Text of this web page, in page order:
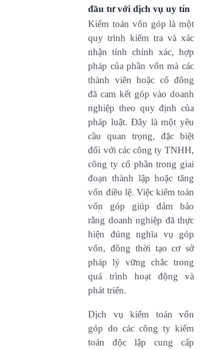
đầu tư với dịch vụ uy tín
Kiểm toán vốn góp là một
quy trình kiểm tra và xác
nhận tính chính xác, hợp
pháp của phần vốn mà các
thành viên hoặc cổ đông
đã cam kết góp vào doanh
nghiệp theo quy định của
pháp luật. Đây là một yêu
cầu quan trọng, đặc biệt
đối với các công ty TNHH,
công ty cổ phần trong giai
đoạn thành lập hoặc tăng
vốn điều lệ. Việc kiểm toán
vốn góp giúp đảm bảo
rằng doanh nghiệp đã thực
hiện đúng nghĩa vụ góp
vốn, đồng thời tạo cơ sở
pháp lý vững chắc trong
quá trình hoạt động và
phát triển.
Dịch vụ kiểm toán vốn
góp do các công ty kiểm
toán độc lập cung cấp